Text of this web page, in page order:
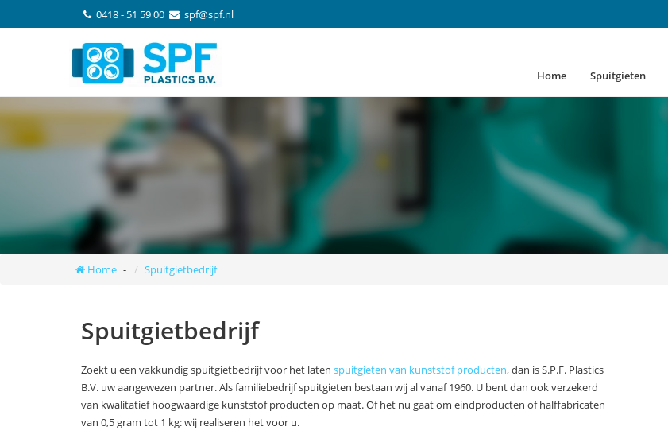
0418 - 51 59 00 spf@spf.nl
Home Spuitgieten
Home Spuitgietbedrijf
Spuitgietbedrijf
Zoekt u een vakkundig spuitgietbedrijf voor het laten spuitgieten van kunststof producten, dan is S.P.F. Plastics
B.V. uw aangewezen partner. Als familiebedrijf spuitgieten bestaan wij al vanaf 1960. U bent dan ook verzekerd
van kwalitatief hoogwaardige kunststof producten op maat. Of het nu gaat om eindproducten of halffabricaten
van 0,5 gram tot 1 kg: wij realiseren het voor u.